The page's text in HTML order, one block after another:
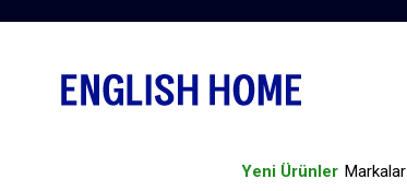
Yeni Ürünler Markalar